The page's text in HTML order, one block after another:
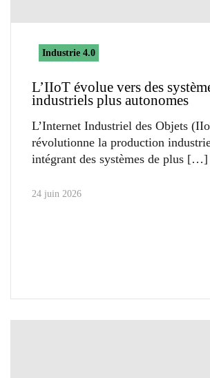
Industrie 4.0
L’IIoT évolue vers des
industriels plus autonomes
L’Internet Industriel des Objets
révolutionne la production
intégrant des systèmes de plus
24 juin 2026